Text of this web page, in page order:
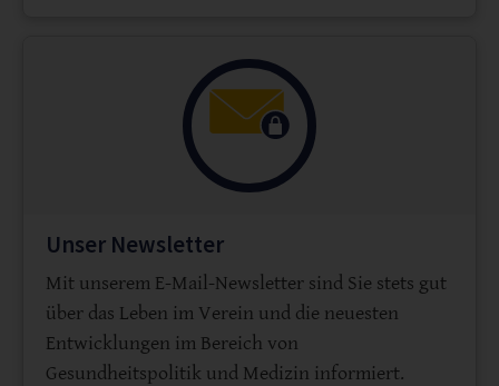
Unser Newsletter
Mit unserem E-Mail-Newsletter sind Sie stets gut
über das Leben im Verein und die neuesten
Entwicklungen im Bereich von
Gesundheitspolitik und Medizin informiert.